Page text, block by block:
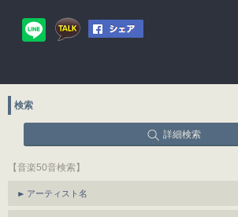
検索
詳細検索
【音楽50音検索】
アーティスト名